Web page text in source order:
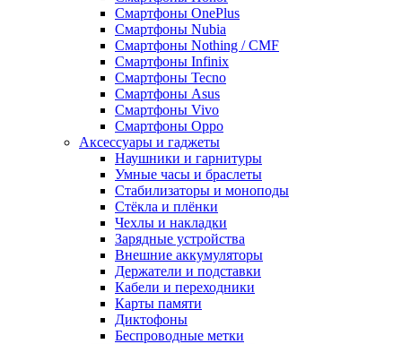
Смартфоны OnePlus
Смартфоны Nubia
Смартфоны Nothing / CMF
Смартфоны Infinix
Смартфоны Tecno
Смартфоны Asus
Смартфоны Vivo
Смартфоны Oppo
Аксессуары и гаджеты
Наушники и гарнитуры
Умные часы и браслеты
Стабилизаторы и моноподы
Стёкла и плёнки
Чехлы и накладки
Зарядные устройства
Внешние аккумуляторы
Держатели и подставки
Кабели и переходники
Карты памяти
Диктофоны
Беспроводные метки